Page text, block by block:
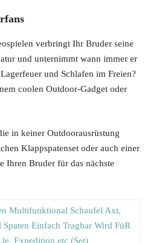
verbringt Ihr Bruder seine
und unternimmt wann immer er
und Schlafen im Freien?
coolen Outdoor-Gadget oder
in keiner Outdoorausrüstung
Klappspatenset oder auch einer
Ihren Bruder für das nächste